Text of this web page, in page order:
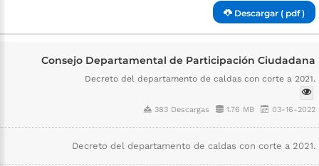
Descargar ( pdf )
Consejo Departamental de Participación Ciudadana
Decreto del departamento de caldas con corte a 2021.
383 Descargas 1.76 MB 03-16-2022
Decreto del departamento de caldas con corte a 2021.